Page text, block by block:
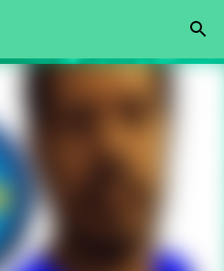
principal